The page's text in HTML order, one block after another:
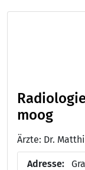
moog
Adresse: